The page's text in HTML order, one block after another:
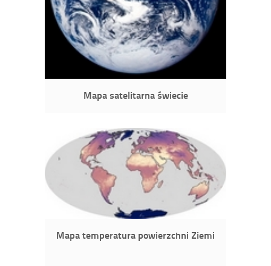
Mapa satelitarna świecie
Mapa temperatura powierzchni Ziemi